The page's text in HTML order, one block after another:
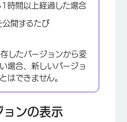
1時間以上経過した場合
公開するたび
したバージョンから変
場合、新しいバージョ
はできません。
ョンの表示